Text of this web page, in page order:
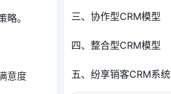
。
意度
三、协作型CRM模型
四、整合型CRM模型
五、纷享销客CRM系统